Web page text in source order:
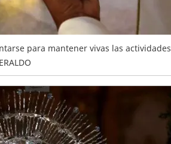
para mantener vivas las actividades